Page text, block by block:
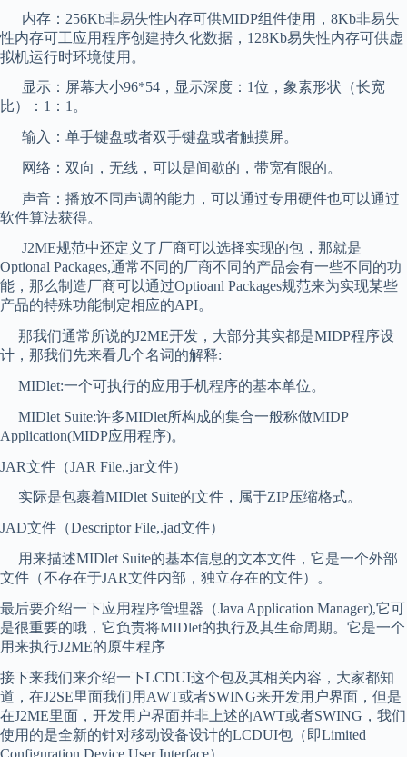
内存：256Kb非易失性内存可供MIDP组件使用，8Kb非易失
性内存可工应用程序创建持久化数据，128Kb易失性内存可供虚
拟机运行时环境使用。
显示：屏幕大小96*54，显示深度：1位，象素形状（长宽
比）：1：1。
输入：单手键盘或者双手键盘或者触摸屏。
网络：双向，无线，可以是间歇的，带宽有限的。
声音：播放不同声调的能力，可以通过专用硬件也可以通过
软件算法获得。
J2ME规范中还定义了厂商可以选择实现的包，那就是
Optional Packages,通常不同的厂商不同的产品会有一些不同的功
能，那么制造厂商可以通过Optioanl Packages规范来为实现某些
产品的特殊功能制定相应的API。
那我们通常所说的J2ME开发，大部分其实都是MIDP程序设
计，那我们先来看几个名词的解释:
MIDlet:一个可执行的应用手机程序的基本单位。
MIDlet Suite:许多MIDlet所构成的集合一般称做MIDP
Application(MIDP应用程序)。
JAR文件（JAR File,.jar文件）
实际是包裹着MIDlet Suite的文件，属于ZIP压缩格式。
JAD文件（Descriptor File,.jad文件）
用来描述MIDlet Suite的基本信息的文本文件，它是一个外部
文件（不存在于JAR文件内部，独立存在的文件）。
最后要介绍一下应用程序管理器（Java Application Manager),它可
是很重要的哦，它负责将MIDlet的执行及其生命周期。它是一个
用来执行J2ME的原生程序
接下来我们来介绍一下LCDUI这个包及其相关内容，大家都知
道，在J2SE里面我们用AWT或者SWING来开发用户界面，但是
在J2ME里面，开发用户界面并非上述的AWT或者SWING，我们
使用的是全新的针对移动设备设计的LCDUI包（即Limited
Configuration Device User Interface）。